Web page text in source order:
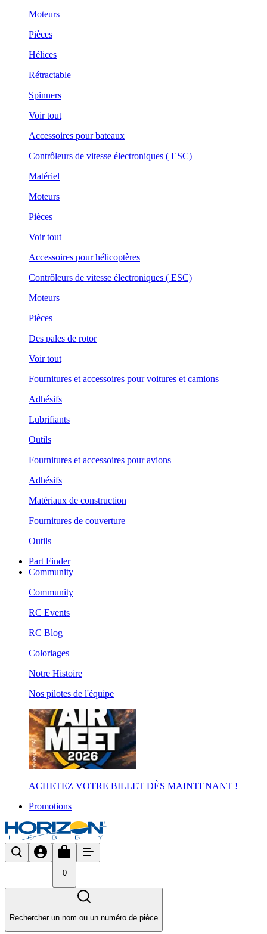
Moteurs
Pièces
Hélices
Rétractable
Spinners
Voir tout
Accessoires pour bateaux
Contrôleurs de vitesse électroniques ( ESC)
Matériel
Moteurs
Pièces
Voir tout
Accessoires pour hélicoptères
Contrôleurs de vitesse électroniques ( ESC)
Moteurs
Pièces
Des pales de rotor
Voir tout
Fournitures et accessoires pour voitures et camions
Adhésifs
Lubrifiants
Outils
Fournitures et accessoires pour avions
Adhésifs
Matériaux de construction
Fournitures de couverture
Outils
Part Finder
Community
Community
RC Events
RC Blog
Coloriages
Notre Histoire
Nos pilotes de l'équipe
ACHETEZ VOTRE BILLET DÈS MAINTENANT !
Promotions
0
Rechercher un nom ou un numéro de pièce